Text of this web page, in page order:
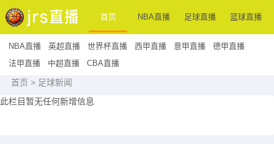
首页 NBA直播 足球直播 篮球直播
NBA直播 英超直播 世界杯直播 西甲直播 意甲直播
德甲直播
法甲直播
中超直播 CBA直播
首页 > 足球新闻
此栏目暂无任何新增信息